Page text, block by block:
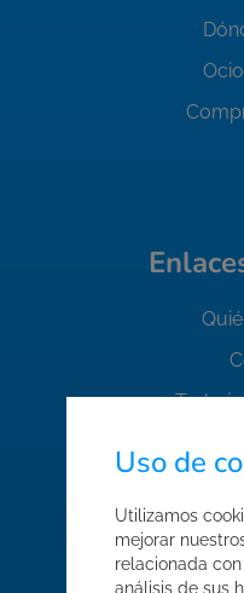
Uso de
Utilizamos
mejorar
relacionada
análisis de sus